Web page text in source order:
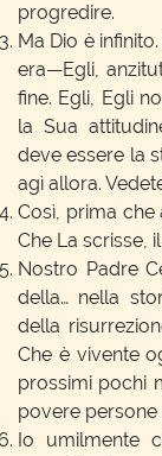
progredire.
Ma Dio è
era—Egli,
fine. Egli, Egli
la Sua
deve essere la
agì allora.
Così, prima
Che La scrisse,
Nostro Padre
della… nella
della
Che è vivente
prossimi pochi
povere
Io umilmente